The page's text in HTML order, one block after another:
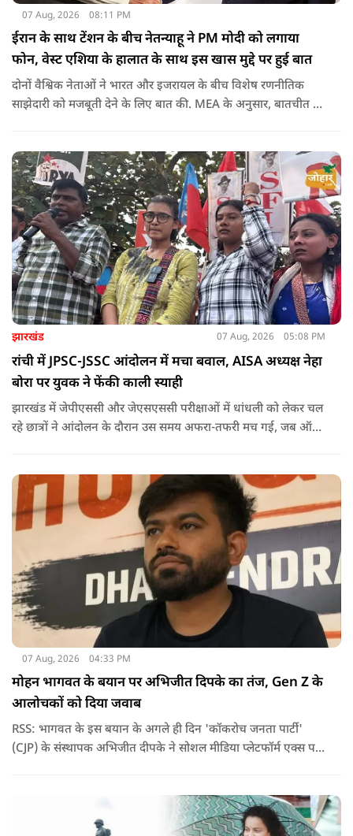
07 Aug, 2026 08:11 PM
ईरान के साथ टेंशन के बीच नेतन्याहू ने PM मोदी को लगाया
फोन, वेस्ट एशिया के हालात के साथ इस खास मुद्दे पर हुई बात
दोनों वैश्विक नेताओं ने भारत और इजरायल के बीच विशेष रणनीतिक
साझेदारी को मजबूती देने के ल‍िए बात की. MEA के अनुसार, बातचीत की
झारखंड 07 Aug, 2026 05:08 PM
रांची में JPSC-JSSC आंदोलन में मचा बवाल, AISA अध्यक्ष नेहा
बोरा पर युवक ने फेंकी काली स्याही
झारखंड में जेपीएससी और जेएसएससी परीक्षाओं में धांधली को लेकर चल
रहे छात्रों ने आंदोलन के दौरान उस समय अफरा-तफरी मच गई, जब ऑल
07 Aug, 2026 04:33 PM
मोहन भागवत के बयान पर अभिजीत दिपके का तंज, Gen Z के
आलोचकों को दिया जवाब
RSS: भागवत के इस बयान के अगले ही दिन 'कॉकरोच जनता पार्टी'
(CJP) के संस्थापक अभिजीत दीपके ने सोशल मीडिया प्लेटफॉर्म एक्स पर